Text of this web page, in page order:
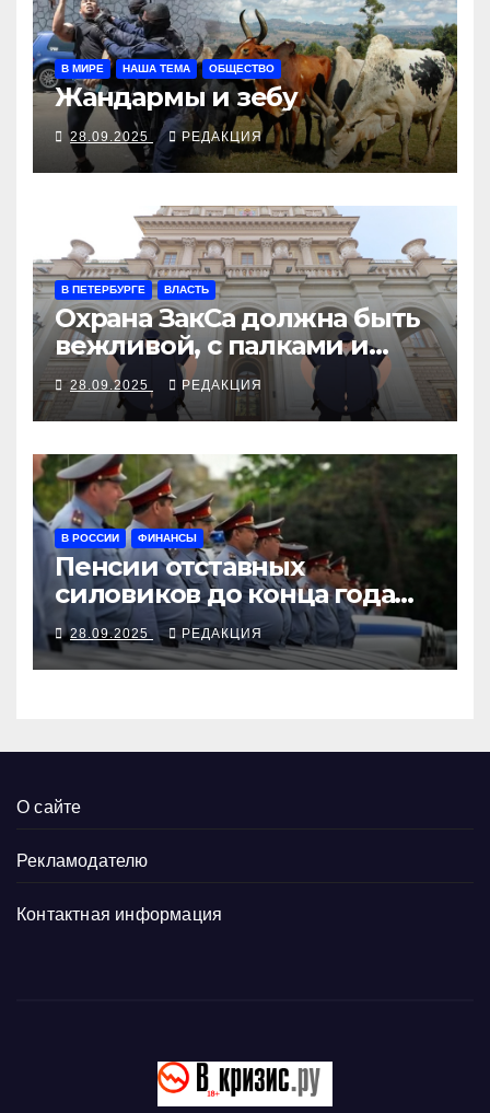
В МИРЕ НАША ТЕМА ОБЩЕСТВО
Жандармы и зебу
28.09.2025 РЕДАКЦИЯ
В ПЕТЕРБУРГЕ ВЛАСТЬ
Охрана ЗакСа должна быть
вежливой, с палками и
наручниками
28.09.2025 РЕДАКЦИЯ
В РОССИИ ФИНАНСЫ
Пенсии отставных
силовиков до конца года
повысятся вместе с
окладами действующих
28.09.2025 РЕДАКЦИЯ
О сайте
Рекламодателю
Контактная информация